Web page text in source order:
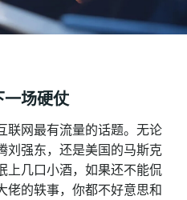
一场硬仗
联网最有流量的话题。无论
刘强东，还是美国的马斯克
上几口小酒，如果还不能侃
佬的轶事，你都不好意思和